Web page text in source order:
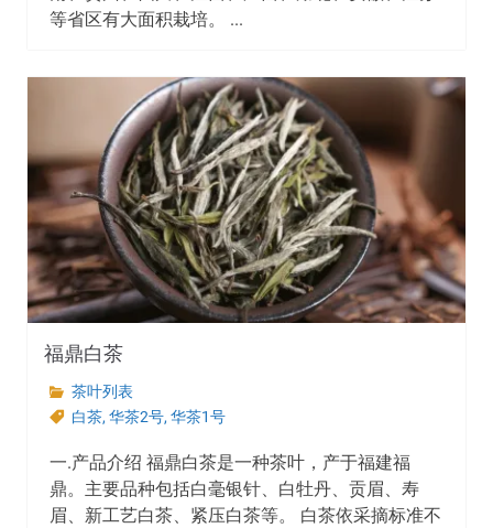
等省区有大面积栽培。 ...
福鼎白茶
茶叶列表
白茶, 华茶2号, 华茶1号
一.产品介绍 福鼎白茶是一种茶叶，产于福建福
鼎。主要品种包括白毫银针、白牡丹、贡眉、寿
眉、新工艺白茶、紧压白茶等。 白茶依采摘标准不